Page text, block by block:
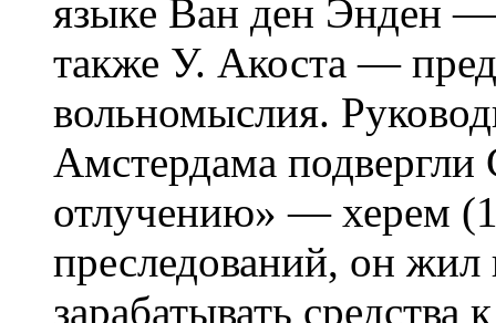
языке Ван ден Энден —
также У. Акоста —
вольномыслия.
Амстердама
отлучению» — херем
преследований, он
зарабатывать